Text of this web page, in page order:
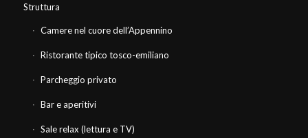
Struttura
Camere nel cuore dell’Appennino
Ristorante tipico tosco-emiliano
Parcheggio privato
Bar e aperitivi
Sale relax (lettura e TV)